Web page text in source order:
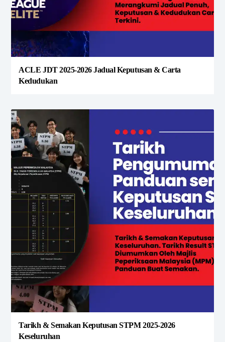
ACLE JDT 2025-2026 Jadual Keputusan & Carta
Kedudukan
Tarikh & Semakan Keputusan STPM 2025-2026
Keseluruhan